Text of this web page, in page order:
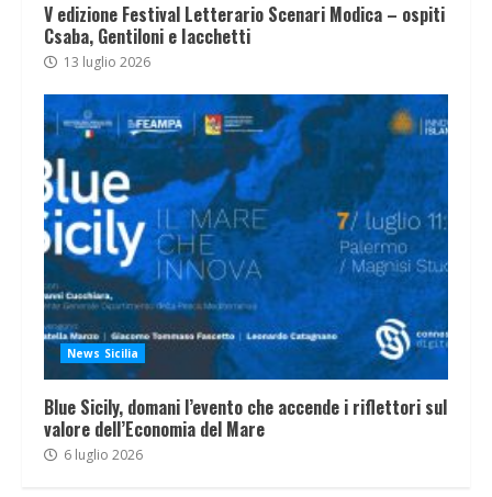
V edizione Festival Letterario Scenari Modica – ospiti
Csaba, Gentiloni e Iacchetti
13 luglio 2026
News Sicilia
Blue Sicily, domani l’evento che accende i riflettori sul
valore dell’Economia del Mare
6 luglio 2026